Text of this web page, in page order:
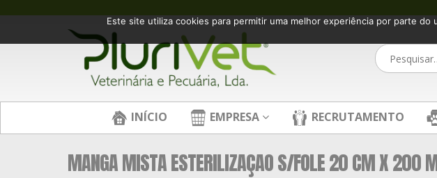
INÍCIO EMPRESA RECRUTAMENTO
MANGA MISTA ESTERILIZAÇAO S/FOLE 20 CM X 200
Este site utiliza cookies para permitir uma melhor experiência por parte